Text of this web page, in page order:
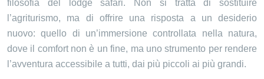
filosofia del lodge safari. Non si tratta di sostituire
l’agriturismo, ma di offrire una risposta a un desiderio
nuovo: quello di un’immersione controllata nella natura,
dove il comfort non è un fine, ma uno strumento per rendere
l’avventura accessibile a tutti, dai più piccoli ai più grandi.